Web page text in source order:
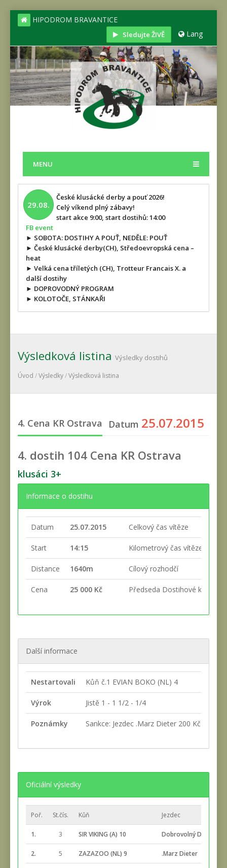
HIPODROM BRAVANTICE
Sledujte ŽIVĚ Lang
MENU
29.08.
České klusácké derby a pouť 2026!
Celý víkend plný zábavy!
start akce 9:00, start dostihů: 14:00
FB event
► SOBOTA: DOSTIHY A POUŤ, NEDĚLE: POUŤ
► České klusácké derby(CH), Středoevropská cena –
heat
► Velká cena tříletých (CH), Trotteur Francais X. a
další dostihy
► DOPROVODNÝ PROGRAM
► KOLOTOČE, STÁNKAŘI
Výsledková listina Výsledky dostihů
Úvod /Výsledky/Výsledková listina
4. Cena KR Ostrava Datum 25.07.2015
4. dostih 104 Cena KR Ostrava
klusáci 3+
Informace o dostihu
Datum 25.07.2015 Celkový čas vítěze
Start 14:15 Kilometrový čas vítěze
Distance 1640m Cílový rozhodčí
Cena 25 000 Kč Předseda Dostihové komise
Další informace
Nestartovali Kůň č.1 EVIAN BOKO (NL) 4
Výrok Jistě 1 - 1 1/2 - 1/4
Poznámky Sankce: Jezdec .Marz Dieter 200 Kč za
Oficiální výsledky
Poř. St.čís. Kůň Jezdec
1. 3 SIR VIKING (A) 10 Dobrovolný David
2. 5 ZAZAZOO (NL) 9 .Marz Dieter